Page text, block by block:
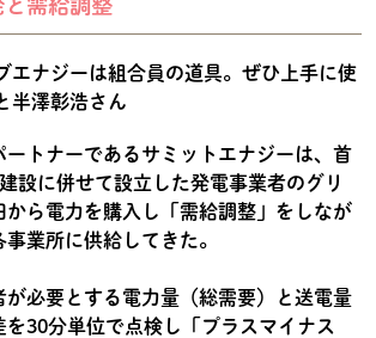
需給調整
ートナーであるサミットエナジーは、首
設に併せて設立した発電事業者のグリ
から電力を購入し「需給調整」をしなが
業所に供給してきた。
が必要とする電力量（総需要）と送電量
を30分単位で点検し「プラスマイナス